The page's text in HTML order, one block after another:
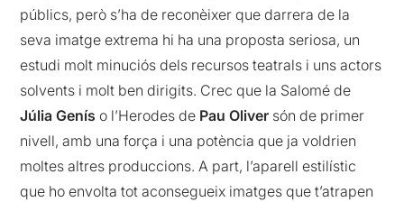
públics, però s’ha de reconèixer que darrera de la
seva imatge extrema hi ha una proposta seriosa, un
estudi molt minuciós dels recursos teatrals i uns actors
solvents i molt ben dirigits. Crec que la Salomé de
Júlia Genís o l’Herodes de Pau Oliver són de primer
nivell, amb una força i una potència que ja voldrien
moltes altres produccions. A part, l’aparell estilístic
que ho envolta tot aconsegueix imatges que t’atrapen